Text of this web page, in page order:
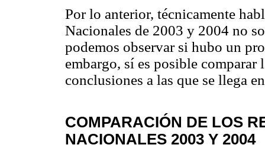
Por lo anterior, técnicamente
Nacionales de 2003 y 2004 no
podemos observar si hubo un
embargo, sí es posible comparar
conclusiones a las que se llega
COMPARACIÓN DE LOS
NACIONALES 2003 Y 2004